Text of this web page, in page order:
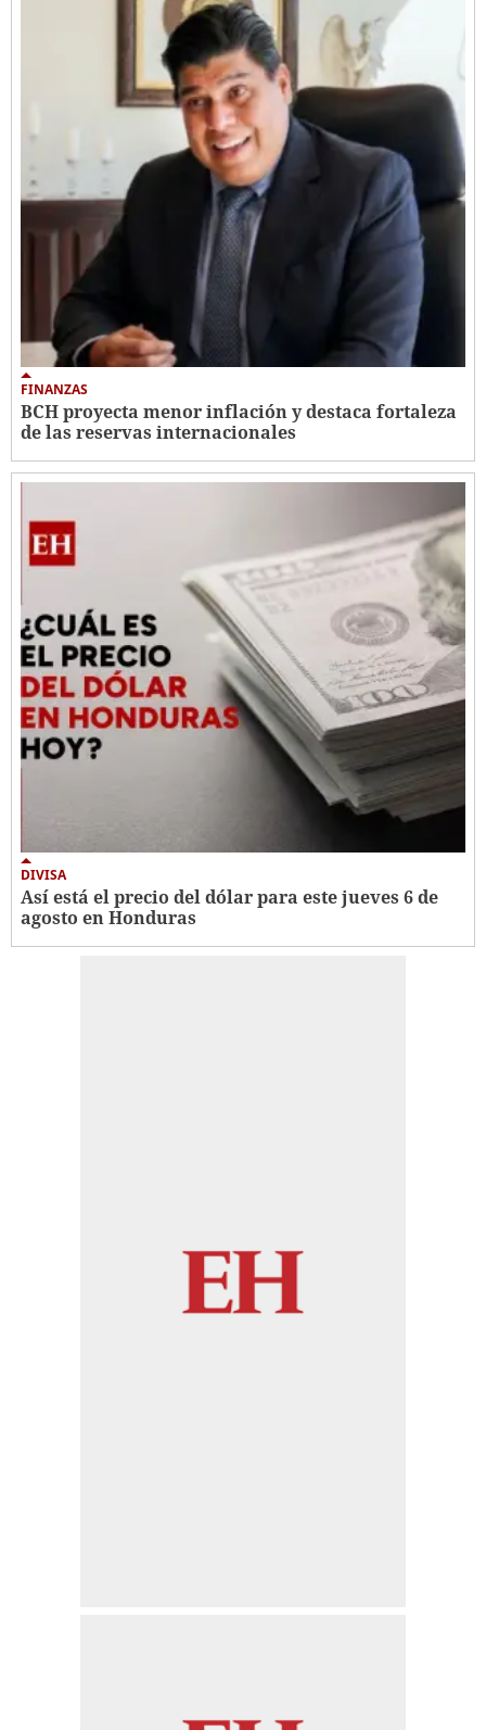
FINANZAS
BCH proyecta menor inflación y destaca fortaleza
de las reservas internacionales
DIVISA
Así está el precio del dólar para este jueves 6 de
agosto en Honduras